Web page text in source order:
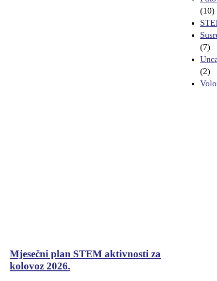
Mjesečni plan STEM aktivnosti za
kolovoz 2026.
(10)
(7)
(2)